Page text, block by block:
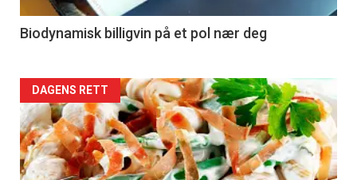
4
Biodynamisk billigvin på et pol nær deg
Forsiden
akkurat
nå
DAGENS RETT